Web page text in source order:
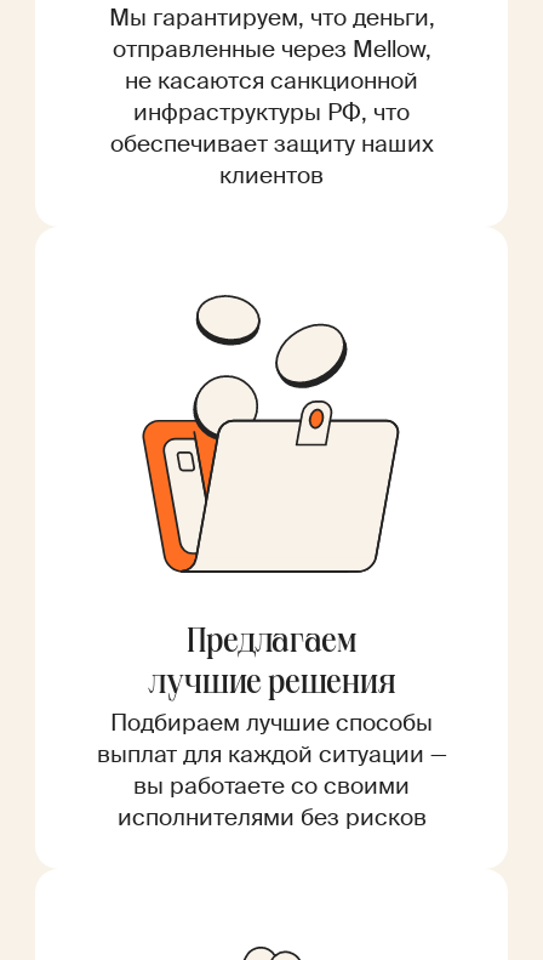
Мы гарантируем, что деньги,
отправленные через Mellow,
не касаются санкционной
инфраструктуры РФ, что
обеспечивает защиту наших
клиентов
Предлагаем
лучшие решения
Подбираем лучшие способы
выплат для каждой ситуации —
вы работаете со своими
исполнителями без рисков